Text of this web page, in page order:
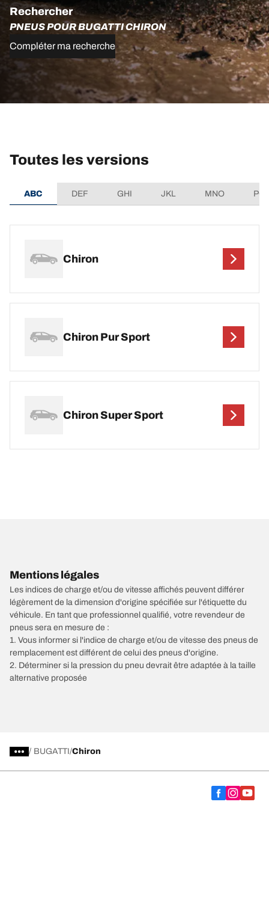
Rechercher
PNEUS POUR BUGATTI CHIRON
Compléter ma recherche
Toutes les versions
ABC DEF GHI JKL MNO
Chiron
Chiron Pur Sport
Chiron Super Sport
Mentions légales
Les indices de charge et/ou de vitesse affichés peuvent différer
légèrement de la dimension d'origine spécifiée sur l'étiquette du
véhicule. En tant que professionnel qualifié, votre revendeur de
pneus sera en mesure de :
1. Vous informer si l'indice de charge et/ou de vitesse des pneus de
remplacement est différent de celui des pneus d'origine.
2. Déterminer si la pression du pneu devrait être adaptée à la taille
alternative proposée
/ BUGATTI Chiron